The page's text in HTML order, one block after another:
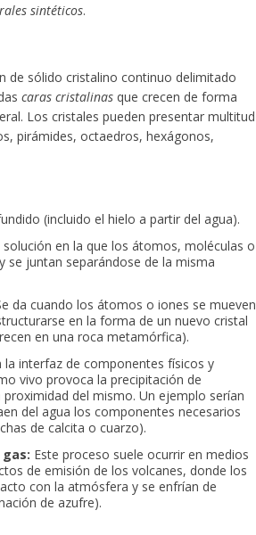
sintéticos.
de sólido cristalino continuo delimitado
caras cristalinasque crecen de forma
Los cristales pueden presentar multitud
pirámides, octaedros, hexágonos,
(incluido el hielo a partir del agua).
en la que los átomos, moléculas o
se juntan separándose de la misma
da cuando los átomos o iones se mueven
en la forma de un nuevo cristal
en una roca metamórfica).
la interfaz de componentes físicos y
vivo provoca la precipitación de
del mismo. Un ejemplo serían
del agua los componentes necesarios
de calcita o cuarzo).
Este proceso suele ocurrir en medios
de emisión de los volcanes, donde los
con la atmósfera y se enfrían de
de azufre).